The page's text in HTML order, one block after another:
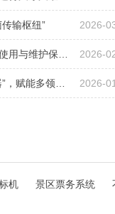
输枢纽” 2026-
2026-
2026-
机 景区票务系统